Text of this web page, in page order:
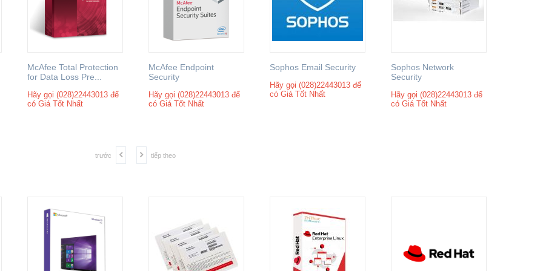
McAfee Total Protection
for Data Loss Pre...
Hãy gọi (028)22443013 để
có Giá Tốt Nhất
McAfee Endpoint
Security
Hãy gọi (028)22443013 để
có Giá Tốt Nhất
Sophos Email Security
Hãy gọi (028)22443013 để
có Giá Tốt Nhất
Sophos Network
Security
Hãy gọi (028)22443013 để
có Giá Tốt Nhất
trước tiếp theo